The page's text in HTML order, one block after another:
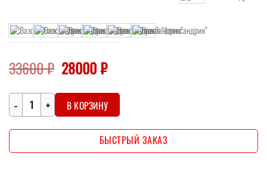
33600₽ Первоначальная
цена
составляла
33600 ₽.
28000₽Текущая
28000 ₽.
Количество В КОРЗИНУ
БЫСТРЫЙ ЗАКАЗ